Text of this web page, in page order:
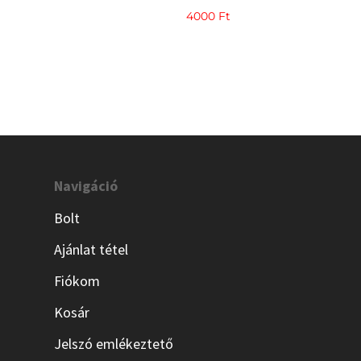
4000 Ft
Navigáció
Bolt
Ajánlat tétel
Fiókom
Kosár
Jelszó emlékeztető